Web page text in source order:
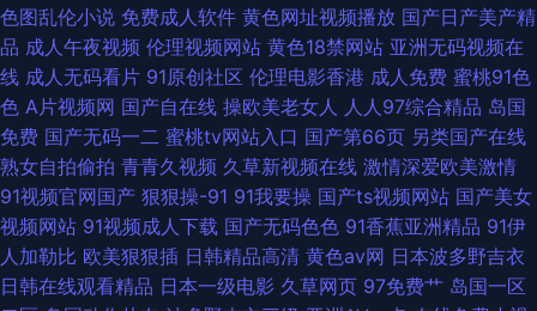
色图乱伦小说 免费成人软件 黄色网址视频播放 国产日产美产精
品 成人午夜视频 伦理视频网站 黄色18禁网站 亚洲无码视频在
线 成人无码看片 91原创社区 伦理电影香港 成人免费 蜜桃91色
色 A片视频网 国产自在线 操欧美老女人 人人97综合精品 岛国
免费 国产无码一二 蜜桃tv网站入口 国产第66页 另类国产在线
熟女自拍偷拍 青青久视频 久草新视频在线 激情深爱欧美激情
91视频官网国产 狠狠操-91 91我要操 国产ts视频网站 国产美女
视频网站 91视频成人下载 国产无码色色 91香蕉亚洲精品 91伊
人加勒比 欧美狠狠插 日韩精品高清 黄色av网 日本波多野吉衣
日韩在线观看精品 日本一级电影 久草网页 97免费艹 岛国一区